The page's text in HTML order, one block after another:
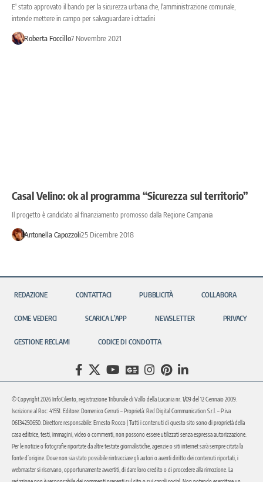
E' stato approvato il bando per la sicurezza urbana che, l'amministrazione comunale,
intende mettere in campo per salvaguardare i cittadini
Roberta Foccillo7 Novembre 2021
Casal Velino: ok al programma “Sicurezza sul territorio”
Il progetto è candidato al finanziamento promosso dalla Regione Campania
Antonella Capozzoli25 Dicembre 2018
REDAZIONE CONTATTACI PUBBLICITÀ COLLABORA
COME VEDERCI SCARICA L’APP NEWSLETTER PRIVACY
GESTIONE RECLAMI CODICE DI CONDOTTA
© Copyright 2026 InfoCilento, registrazione Tribunale di Vallo della Lucania nr. 1/09 del 12 Gennaio 2009.
Iscrizione al Roc: 41551. Editore: Domenico Cerruti – Proprietà: Red Digital Communication S.r.l. – P.iva
06134250650. Direttore responsabile: Ernesto Rocco | Tutti i contenuti di questo sito sono di proprietà della
casa editrice, testi, immagini, video o commenti, non possono essere utilizzati senza espressa autorizzazione.
Per le notizie o fotografie riportate da altre testate giornalistiche, agenzie o siti internet sarà sempre citata la
fonte d’origine. Dove non sia stato possibile rintracciare gli autori o aventi diritto dei contenuti riportati, i
webmaster si riservano, opportunamente avvertiti, di dare loro credito o di procedere alla rimozione. La